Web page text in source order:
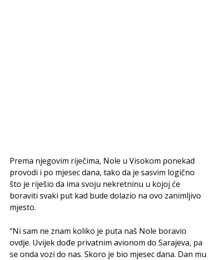
Prema njegovim riječima, Nole u Visokom ponekad
provodi i po mjesec dana, tako da je sasvim logično
što je riješio da ima svoju nekretninu u kojoj će
boraviti svaki put kad bude dolazio na ovo zanimljivo
mjesto.
“Ni sam ne znam koliko je puta naš Nole boravio
ovdje. Uvijek dođe privatnim avionom do Sarajeva, pa
se onda vozi do nas. Skoro je bio mjesec dana. Dan mu